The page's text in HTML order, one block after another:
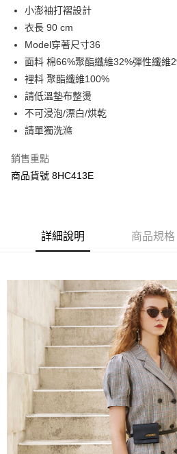
Google Pay
全盈+PAY
AFTEE先享後付
相關說明
【關於「AFTEE先享後付」】
AFTEE先享後付是「在收到商品之後才付款
便利好安心！
１．簡單：不需註冊會員、不需綁卡、不需
【「AFTEE先享後付」結帳流程】
ATM／網路銀行／等多元方式進行付款，方
※ 請注意：結帳手續完成當下不需立刻繳費
※ 交易是否成功請以「AFTEE先享後付 」
是否繳費成功／繳費後需取消欲退款等相關
客戶支援中心」https://
【注意事項】
１．透過由恩沛科技股份有限公司提供之「
易，需依本服務之必要範圍內提供個人資料
權轉讓予恩沛科技股份有限公司。
２．關於個人資料處理事宜，請瀏覽以下網
https://aftee.tw/terms/#terms3
３．未成年的使用者請事先徵得法定代理
「AFTEE先享後付」，若未經同意申辦者引
任。
４．使用「AFTEE先享後付」時，將依據個
ATM付款
運送方式
宅配
每筆NT$120，滿NT$3,000(含以上)免
小澎袖打褶設計
衣長 90 cm
Model穿著尺寸36
面料 棉66%聚酯纖維32%彈性纖維
裡料 聚酯纖維100%
請低溫墊布整燙
不可浸泡/漂白/烘乾
請單獨洗滌
銷售重點
商品貨號 8HC413E
詳細說明 商品規格